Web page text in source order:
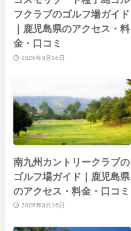
フクラブのゴルフ場ガイド
｜鹿児島県のアクセス・料
金・口コミ
2026年3月16日
南九州カントリークラブの
ゴルフ場ガイド｜鹿児島県
のアクセス・料金・口コミ
2026年3月16日